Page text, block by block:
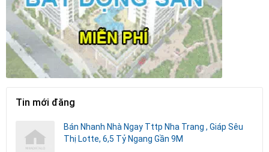
Tin mới đăng
Bán Nhanh Nhà Ngay Tttp Nha Trang , Giáp Sêu
Thị Lotte, 6,5 Tỷ Ngang Gần 9M